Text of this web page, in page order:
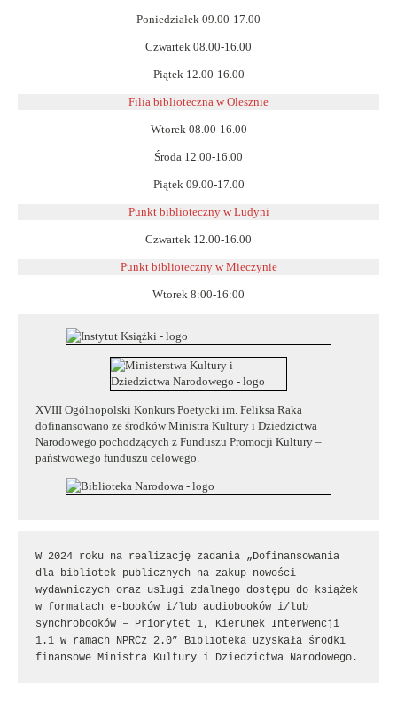
Poniedziałek 09.00-17.00
Czwartek 08.00-16.00
Piątek 12.00-16.00
Filia biblioteczna w Olesznie
Wtorek 08.00-16.00
Środa 12.00-16.00
Piątek 09.00-17.00
Punkt biblioteczny w Ludyni
Czwartek 12.00-16.00
Punkt biblioteczny w Mieczynie
Wtorek 8:00-16:00
XVIII Ogólnopolski Konkurs Poetycki im. Feliksa Raka
dofinansowano ze środków Ministra Kultury i Dziedzictwa
Narodowego pochodzących z Funduszu Promocji Kultury –
państwowego funduszu celowego.
W 2024 roku na realizację zadania „Dofinansowania
dla bibliotek publicznych na zakup nowości
wydawniczych oraz usługi zdalnego dostępu do książek
w formatach e-booków i/lub audiobooków i/lub
synchrobooków – Priorytet 1, Kierunek Interwencji
1.1 w ramach NPRCz 2.0” Biblioteka uzyskała środki
finansowe Ministra Kultury i Dziedzictwa Narodowego.